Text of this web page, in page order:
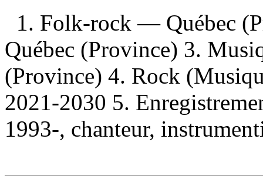
1. Folk-rock — Québec
Québec (Province) 3.
(Province) 4. Rock
2021-2030 5.
1993-, chanteur,